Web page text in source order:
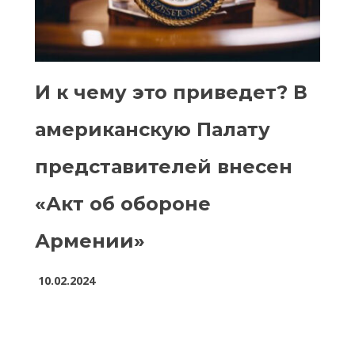
И к чему это приведет? В
американскую Палату
представителей внесен
«Акт об обороне
Армении»
10.02.2024